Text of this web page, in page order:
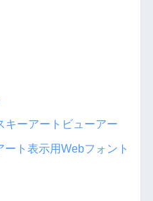
キーアートビューアー
ート表示用Webフォント